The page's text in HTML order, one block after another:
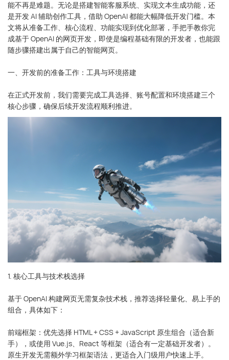
能不再是难题。无论是搭建智能客服系统、实现文本生成功能，还
是开发 AI 辅助创作工具，借助 OpenAI 都能大幅降低开发门槛。本
文将从准备工作、核心流程、功能实现到优化部署，手把手教你完
成基于 OpenAI 的网页开发，即使是编程基础有限的开发者，也能跟
随步骤搭建出属于自己的智能网页。
一、开发前的准备工作：工具与环境搭建
在正式开发前，我们需要完成工具选择、账号配置和环境搭建三个
核心步骤，确保后续开发流程顺利推进。
1. 核心工具与技术栈选择
基于 OpenAI 构建网页无需复杂技术栈，推荐选择轻量化、易上手的
组合，具体如下：
前端框架：优先选择 HTML + CSS + JavaScript 原生组合（适合新
手），或使用 Vue.js、React 等框架（适合有一定基础开发者）。
原生开发无需额外学习框架语法，更适合入门级用户快速上手。